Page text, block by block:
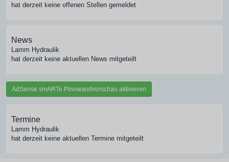
hat derzeit keine offenen Stellen gemeldet
News
Lamm Hydraulik
hat derzeit keine aktuellen News mitgeteilt
AdSense smARTe Pinnwandvorschau aktivieren
Termine
Lamm Hydraulik
hat derzeit keine aktuellen Termine mitgeteilt